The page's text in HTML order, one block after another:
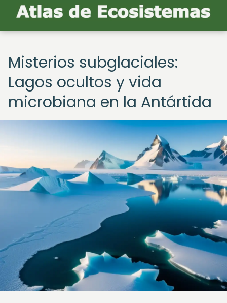
Misterios subglaciales:
Lagos ocultos y vida
microbiana en la Antártida